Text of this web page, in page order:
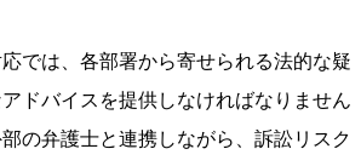
では、各部署から寄せられる法的な疑
ドバイスを提供しなければなりません
の弁護士と連携しながら、訴訟リスク